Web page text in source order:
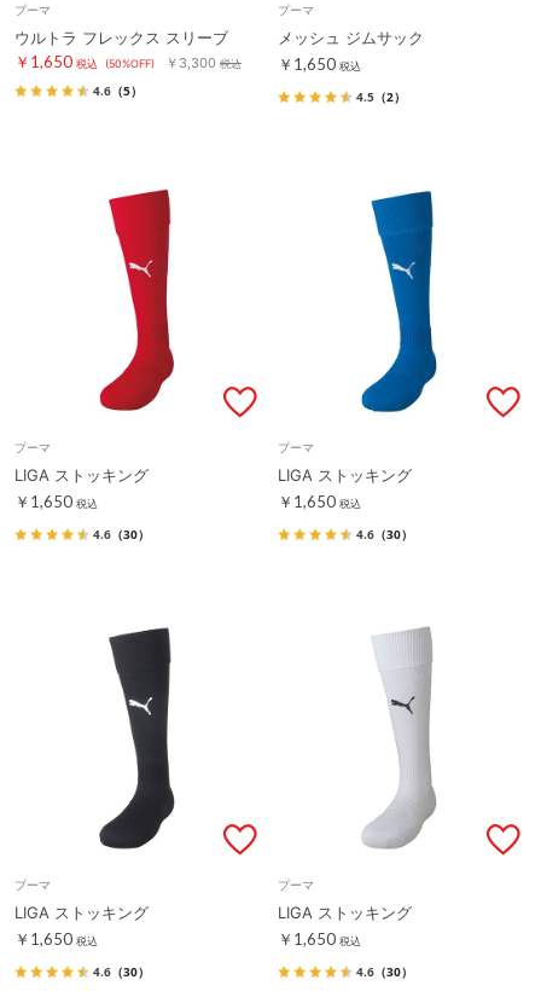
プーマ
ウルトラ フレックス スリーブ
￥1,650 税込 (50%OFF) ￥3,300 税込
4.6 （5）
プーマ
メッシュ ジムサック
￥1,650 税込
4.5 （2）
プーマ
LIGA ストッキング
￥1,650 税込
4.6 （30）
プーマ
LIGA ストッキング
￥1,650 税込
4.6 （30）
プーマ
LIGA ストッキング
￥1,650 税込
4.6 （30）
プーマ
LIGA ストッキング
￥1,650 税込
4.6 （30）